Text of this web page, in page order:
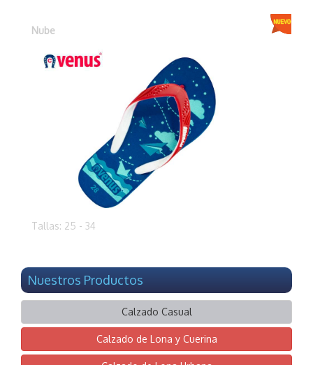
Nube
Tallas: 25 - 34
Nuestros Productos
Calzado Casual
Calzado de Lona y Cuerina